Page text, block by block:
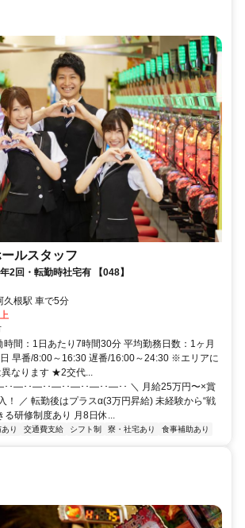
ルスタッフ
2回・転勤時社宅有 【048】
久根駅 車で5分
時間：1日あたり7時間30分 平均勤務日数：1ヶ月
早番/8:00～16:30 遅番/16:00～24:30 ※エリアに
異なります ★2交代...
･･―･･―･･―･･―･･―･･―･･ ＼ 月給25万円〜×賞
！ ／ 転勤後はプラスα(3万円昇給) 未経験から“戦
る研修制度あり 月8日休...
り 交通費支給 シフト制 寮・社宅あり 食事補助あり